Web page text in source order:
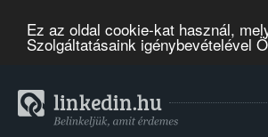
Ez az oldal cookie-kat használ,
Szolgáltatásaink igénybevételével